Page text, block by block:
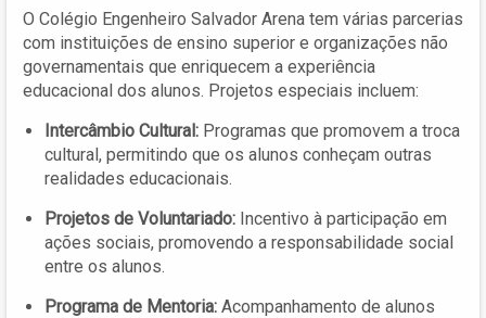
O Colégio Engenheiro Salvador Arena tem várias parcerias
com instituições de ensino superior e organizações não
governamentais que enriquecem a experiência
educacional dos alunos. Projetos especiais incluem:
Intercâmbio Cultural: Programas que promovem a troca
cultural, permitindo que os alunos conheçam outras
realidades educacionais.
Projetos de Voluntariado: Incentivo à participação em
ações sociais, promovendo a responsabilidade social
entre os alunos.
Programa de Mentoria: Acompanhamento de alunos